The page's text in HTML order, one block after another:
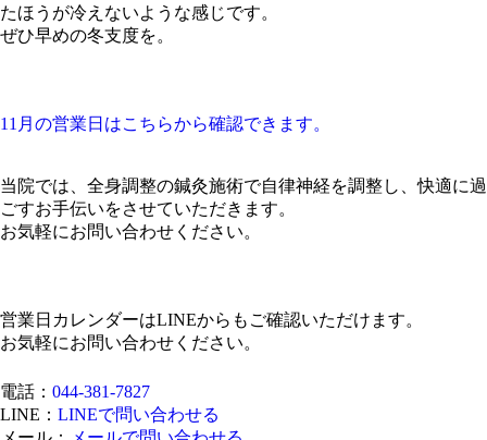
たほうが冷えないような感じです。
ぜひ早めの冬支度を。
11月の営業日はこちらから確認できます。
当院では、全身調整の鍼灸施術で自律神経を調整し、快適に過
ごすお手伝いをさせていただきます。
お気軽にお問い合わせください。
営業日カレンダーはLINEからもご確認いただけます。
お気軽にお問い合わせください。
電話： 044-381-7827
LINE： LINEで問い合わせる